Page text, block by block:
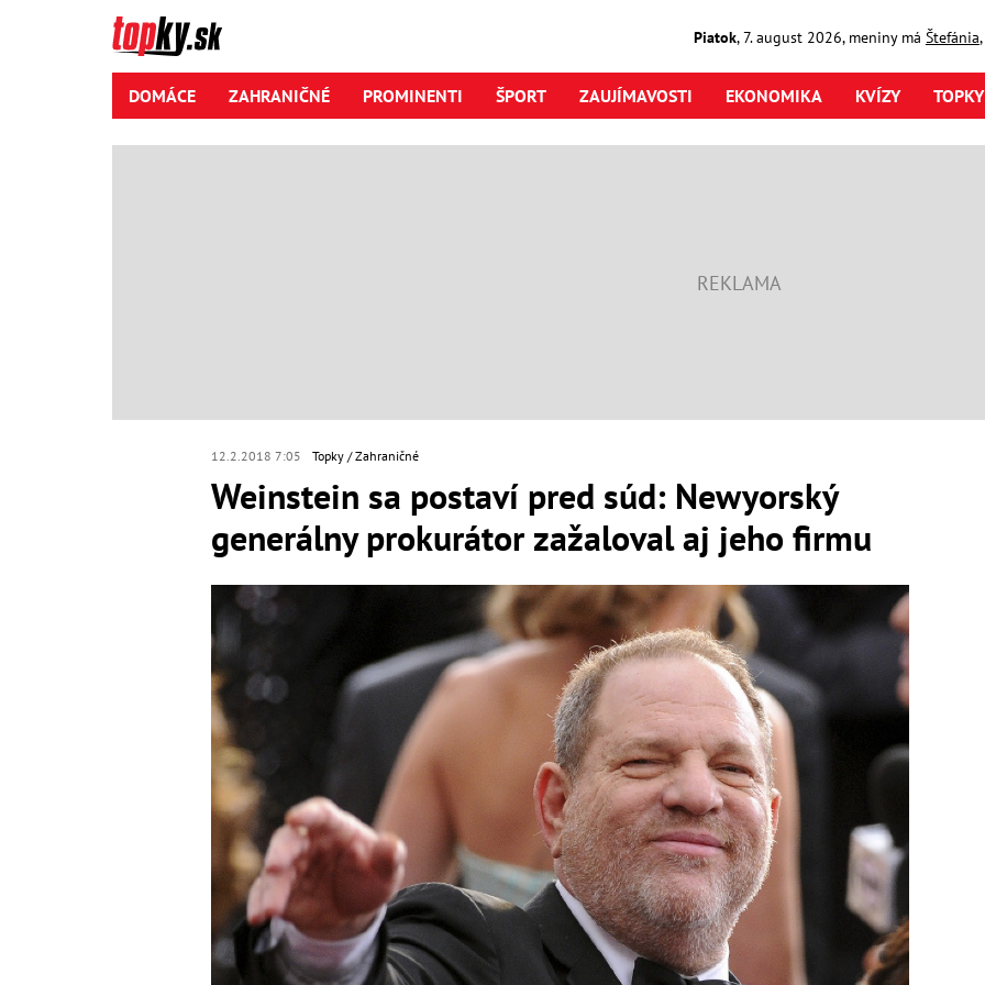
Piatok,7. august2026, meniny má Štefánia
DOMÁCE ZAHRANIČNÉ PROMINENTI ŠPORT ZAUJÍMAVOSTI EKONOMIKA KVÍZY
12.2.2018 7:05 Topky Zahraničné
Weinstein sa postaví pred súd: Newyorský
generálny prokurátor zažaloval aj jeho firmu